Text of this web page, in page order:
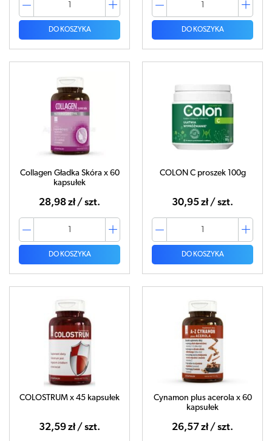
DO KOSZYKA DO KOSZYKA
Collagen Gładka Skóra x 60
kapsułek
28,98 zł / szt.
DO KOSZYKA
COLON C proszek 100g
30,95 zł / szt.
DO KOSZYKA
COLOSTRUM x 45 kapsułek
32,59 zł / szt.
Cynamon plus acerola x 60
kapsułek
26,57 zł / szt.